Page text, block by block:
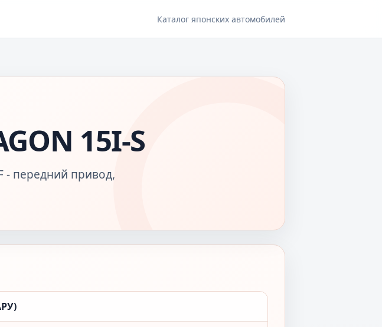
Каталог японских автомобилей
15I-S
- передний привод,